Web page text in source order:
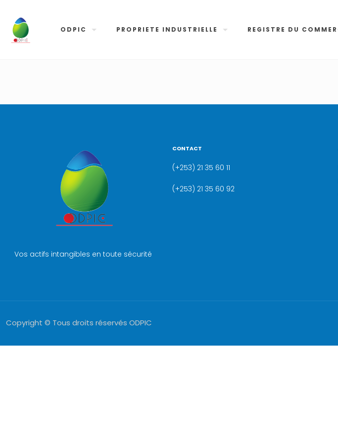
ODPIC PROPRIETE INDUSTRIELLE REGISTRE DU
Vos actifs intangibles en toute sécurité
CONTACT
(+253) 21 35 60 11
(+253) 21 35 60 92
Copyright © Tous droits réservés ODPIC